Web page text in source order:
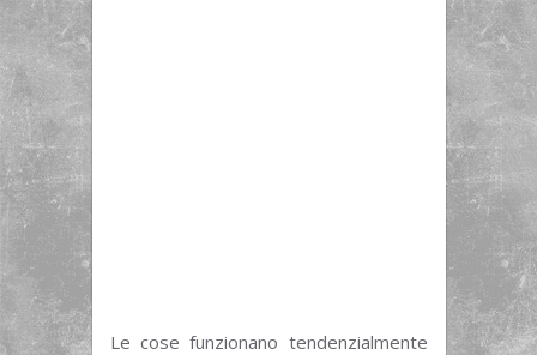
Le cose funzionano tendenzialmente